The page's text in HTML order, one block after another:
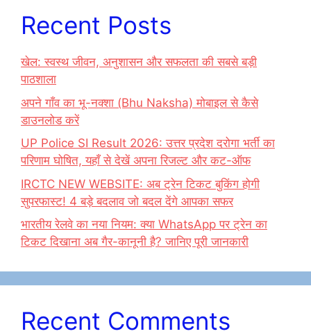
k
Recent Posts
खेल: स्वस्थ जीवन, अनुशासन और सफलता की सबसे बड़ी
पाठशाला
अपने गाँव का भू-नक्शा (Bhu Naksha) मोबाइल से कैसे
डाउनलोड करें
UP Police SI Result 2026: उत्तर प्रदेश दरोगा भर्ती का
परिणाम घोषित, यहाँ से देखें अपना रिजल्ट और कट-ऑफ
IRCTC NEW WEBSITE: अब ट्रेन टिकट बुकिंग होगी
सुपरफास्ट! 4 बड़े बदलाव जो बदल देंगे आपका सफर
भारतीय रेलवे का नया नियम: क्या WhatsApp पर ट्रेन का
टिकट दिखाना अब गैर-कानूनी है? जानिए पूरी जानकारी
Recent Comments